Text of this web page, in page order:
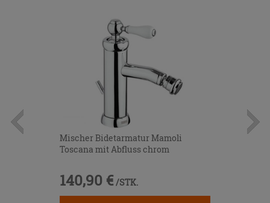
Mischer Bidetarmatur Mamoli
Toscana mit Abfluss chrom
140,90 € /STK.